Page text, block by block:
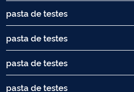
pasta de testes
pasta de testes
pasta de testes
pasta de testes